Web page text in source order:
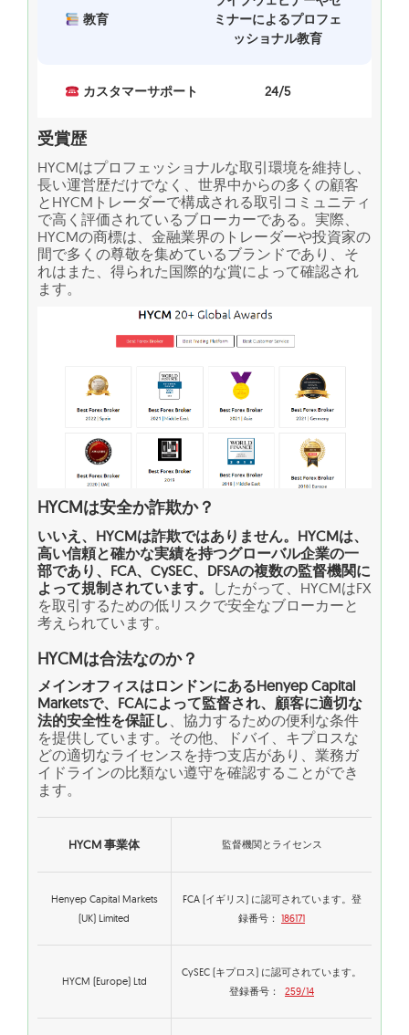
教育
ミナーによるプロフェ
ッショナル教育
カスタマーサポート 24/5
受賞歴
HYCMはプロフェッショナルな取引環境を維持し、
長い運営歴だけでなく、世界中からの多くの顧客
とHYCMトレーダーで構成される取引コミュニティ
で高く評価されているブローカーである。実際、
HYCMの商標は、金融業界のトレーダーや投資家の
間で多くの尊敬を集めているブランドであり、そ
れはまた、得られた国際的な賞によって確認され
ます。
HYCMは安全か詐欺か？
いいえ、HYCMは詐欺ではありません。HYCMは、
高い信頼と確かな実績を持つグローバル企業の一
部であり、FCA、CySEC、DFSAの複数の監督機関に
よって規制されています。
したがって、HYCMはFX
を取引するための低リスクで安全なブローカーと
考えられています。
HYCMは合法なのか？
メインオフィスはロンドンにあるHenyep Capital
Marketsで、FCAによって監督され、顧客に適切な
法的安全性を保証し 、協力するための便利な条件
を提供しています。その他、ドバイ、キプロスな
どの適切なライセンスを持つ支店があり、業務ガ
イドラインの比類ない遵守を確認することができ
ます。
HYCM 事業体 監督機関とライセンス
Henyep Capital Markets
(UK) Limited
FCA (イギリス) に認可されています。登
録番号： 186171
HYCM (Europe) Ltd
CySEC (キプロス) に認可されています。
登録番号： 259/14